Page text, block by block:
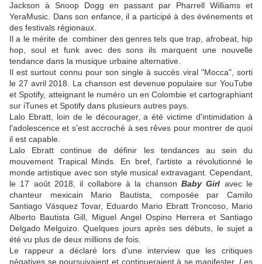
Jackson à Snoop Dogg en passant par Pharrell Williams et
YeraMusic. Dans son enfance, il a participé à des événements et
des festivals régionaux.
Il a le mérite de combiner des genres tels que trap, afrobeat, hip
hop, soul et funk avec des sons ils marquent une nouvelle
tendance dans la musique urbaine alternative.
Il est surtout connu pour son single à succès viral "Mocca", sorti
le 27 avril 2018. La chanson est devenue populaire sur YouTube
et Spotify, atteignant le numéro un en Colombie et cartographiant
sur iTunes et Spotify dans plusieurs autres pays.
Lalo Ebratt, loin de le décourager, a été victime d'intimidation à
l'adolescence et s'est accroché à ses rêves pour montrer de quoi
il est capable.
Lalo Ebratt continue de définir les tendances au sein du
mouvement Trapical Minds. En bref, l'artiste a révolutionné le
monde artistique avec son style musical extravagant. Cependant,
le 17 août 2018, il collabore à la chanson Baby Girl avec le
chanteur mexicain Mario Bautista, composée par Camilo
Santiago Vásquez Tovar, Eduardo Mario Ebratt Troncoso, Mario
Alberto Bautista Gill, Miguel Angel Ospino Herrera et Santiago
Delgado Melguizo. Quelques jours après ses débuts, le sujet a
été vu plus de deux millions de fois.
Le rappeur a déclaré lors d'une interview que les critiques
négatives se poursuivaient et continueraient à se manifester. Les